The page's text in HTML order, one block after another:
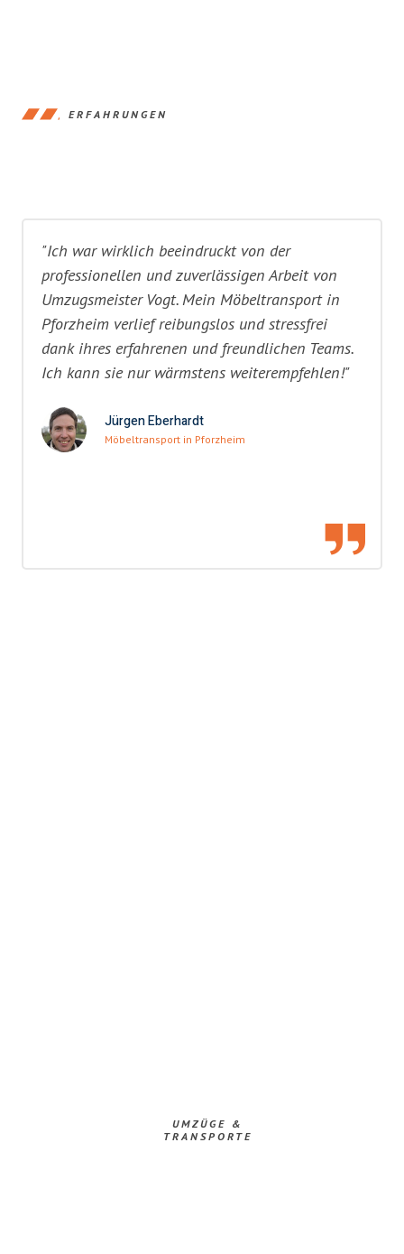
ERFAHRUNGEN
"Ich war wirklich beeindruckt von der
professionellen und zuverlässigen Arbeit von
Umzugsmeister Vogt. Mein Möbeltransport in
Pforzheim verlief reibungslos und stressfrei
dank ihres erfahrenen und freundlichen Teams.
Ich kann sie nur wärmstens weiterempfehlen!"
Jürgen Eberhardt
Möbeltransport in Pforzheim
UMZÜGE &
TRANSPORTE